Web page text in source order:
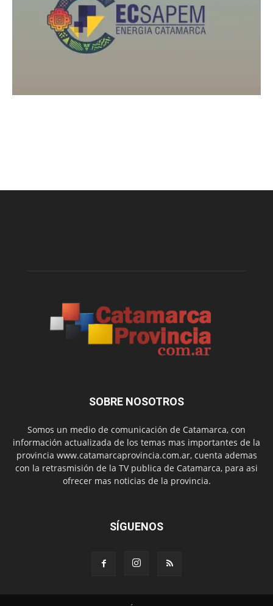
SOBRE NOSOTROS
Somos un medio de comunicación de Catamarca, con
información actualizada de los temas mas importantes de la
provincia www.catamarcaprovincia.com.ar, cuenta ademas
con la retrasmisión de la TV publica de Catamarca, para asi
ofrecer mas noticias de la provincia.
SÍGUENOS